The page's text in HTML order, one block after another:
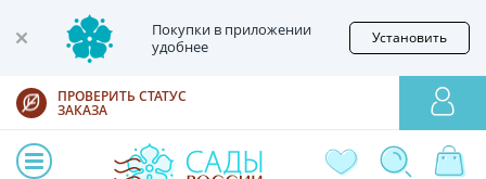
Покупки в приложении
удобнее
Установить
ПРОВЕРИТЬ СТАТУС
ЗАКАЗА